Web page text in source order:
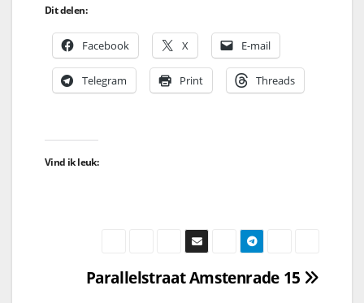
Dit delen:
Facebook X E-mail
Telegram Print Threads
Vind ik leuk:
Parallelstraat Amstenrade 15